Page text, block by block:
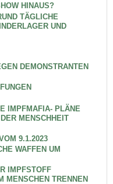
HINAUS?
TÄGLICHE
UND
DEMONSTRANTEN
IMPFMAFIA- PLÄNE
MENSCHHEIT
9.1.2023
WAFFEN UM
IMPFSTOFF
MENSCHEN TRENNEN